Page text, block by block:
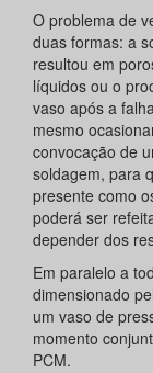
O problema de
duas formas: a
resultou em
líquidos ou o
vaso após a
mesmo
convocação de
soldagem, para
presente como
poderá ser
depender dos
Em paralelo a
dimensionado
um vaso de
momento
PCM.